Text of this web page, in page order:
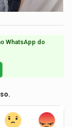
WhatsApp do